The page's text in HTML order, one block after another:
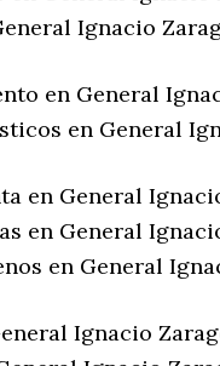
Ignacio
en General
en General
en General
en General
en General
Ignacio